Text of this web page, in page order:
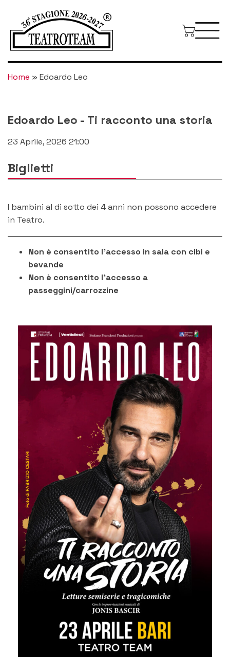
Home » Edoardo Leo
Edoardo Leo - Ti racconto una storia
23 Aprile, 2026 21:00
Biglietti
I bambini al di sotto dei 4 anni non possono accedere
in Teatro.
Non è consentito l'accesso in sala con cibi e
bevande
Non è consentito l'accesso a
passeggini/carrozzine